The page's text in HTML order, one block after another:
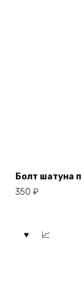
Болт шатуна
350 ₽